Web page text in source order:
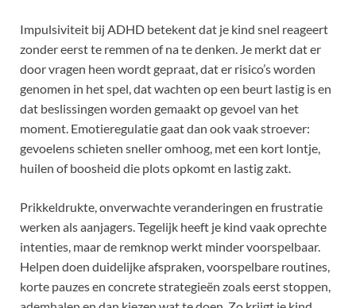
Impulsiviteit bij ADHD betekent dat je kind snel reageert
zonder eerst te remmen of na te denken. Je merkt dat er
door vragen heen wordt gepraat, dat er risico’s worden
genomen in het spel, dat wachten op een beurt lastig is en
dat beslissingen worden gemaakt op gevoel van het
moment. Emotieregulatie gaat dan ook vaak stroever:
gevoelens schieten sneller omhoog, met een kort lontje,
huilen of boosheid die plots opkomt en lastig zakt.
Prikkeldrukte, onverwachte veranderingen en frustratie
werken als aanjagers. Tegelijk heeft je kind vaak oprechte
intenties, maar de remknop werkt minder voorspelbaar.
Helpen doen duidelijke afspraken, voorspelbare routines,
korte pauzes en concrete strategieën zoals eerst stoppen,